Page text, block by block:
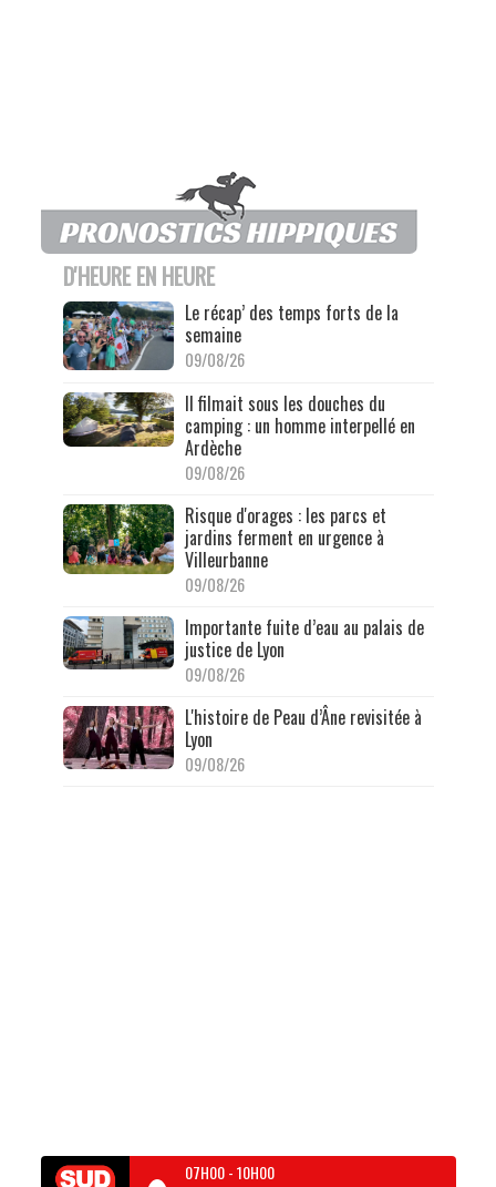
D'HEURE EN HEURE
Le récap’ des temps forts de la
semaine
09/08/26
Il filmait sous les douches du
camping : un homme interpellé en
Ardèche
09/08/26
Risque d'orages : les parcs et
jardins ferment en urgence à
Villeurbanne
09/08/26
Importante fuite d’eau au palais de
justice de Lyon
09/08/26
L'histoire de Peau d’Âne revisitée à
Lyon
09/08/26
07H00-10H00